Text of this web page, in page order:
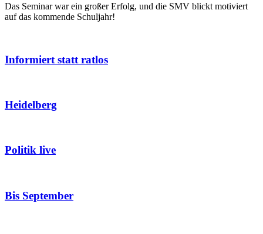
Das Seminar war ein großer Erfolg, und die SMV blickt motiviert
auf das kommende Schuljahr!
Informiert statt ratlos
Heidelberg
Politik live
Bis September